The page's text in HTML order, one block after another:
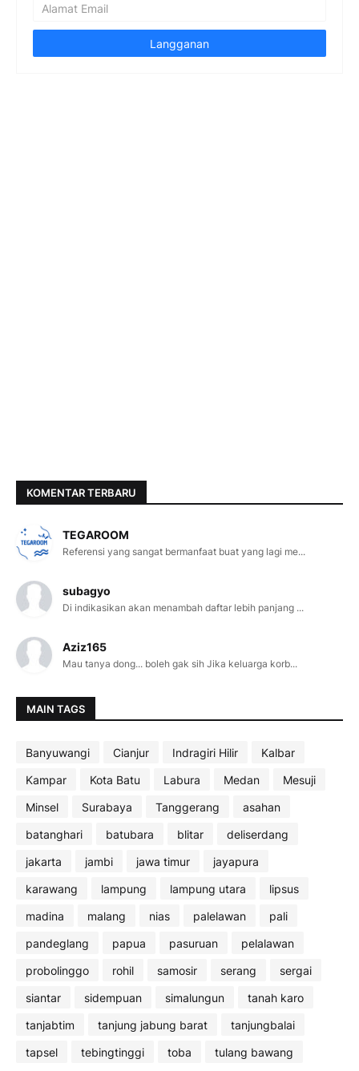
KOMENTAR TERBARU
TEGAROOM
Referensi yang sangat bermanfaat buat yang lagi me...
subagyo
Di indikasikan akan menambah daftar lebih panjang ...
Aziz165
Mau tanya dong... boleh gak sih Jika keluarga korb...
MAIN TAGS
Banyuwangi Cianjur Indragiri Hilir
Kalbar
Kampar
Kota Batu Labura Medan
Mesuji
Minsel
Surabaya Tanggerang
asahan
batanghari
batubara blitar
deliserdang
jakarta
jambi jawa timur
jayapura
karawang
lampung lampung utara
lipsus
madina
malang nias palelawan
pali
pandeglang
papua pasuruan
pelalawan
probolinggo
rohil samosir serang
sergai
siantar
sidempuan simalungun
tanah karo
tanjabtim
tanjung jabung barat
tanjungbalai
tapsel
tebingtinggi toba tulang bawang